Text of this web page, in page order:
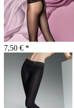
7,50 € *